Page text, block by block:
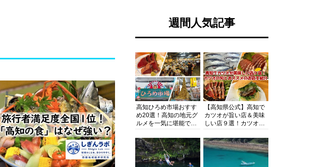
週間人気記事
高知ひろめ市場おすす
め20選！高知の地元グ
ルメを一気に堪能でき
底解剖
【高知県公式】高知で
カツオが旨い店＆美味
しい店９選！カツオの
紹介